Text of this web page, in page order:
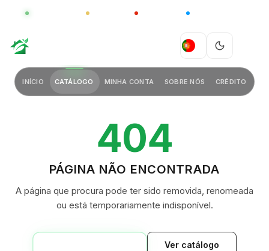
CHINA
PT
INÍCIO CATÁLOGO MINHA CONTA SOBRE NÓS CRÉDITO
404
PÁGINA NÃO ENCONTRADA
A página que procura pode ter sido removida, renomeada
ou está temporariamente indisponível.
Ver catálogo